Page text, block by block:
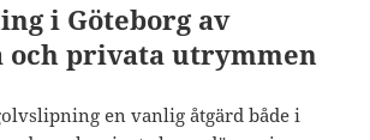
i Göteborg av
och privata utrymmen
en vanlig åtgärd både i